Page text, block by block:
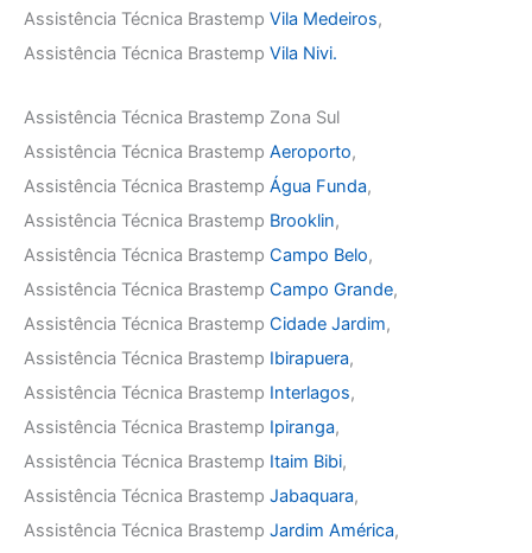
Assistência Técnica Brastemp Vila Medeiros,
Assistência Técnica Brastemp Vila Nivi.
Assistência Técnica Brastemp Zona Sul
Assistência Técnica Brastemp Aeroporto,
Assistência Técnica Brastemp Água Funda,
Assistência Técnica Brastemp Brooklin,
Assistência Técnica Brastemp Campo Belo,
Assistência Técnica Brastemp Campo Grande,
Assistência Técnica Brastemp Cidade Jardim,
Assistência Técnica Brastemp Ibirapuera,
Assistência Técnica Brastemp Interlagos,
Assistência Técnica Brastemp Ipiranga,
Assistência Técnica Brastemp Itaim Bibi,
Assistência Técnica Brastemp Jabaquara,
Assistência Técnica Brastemp Jardim América,